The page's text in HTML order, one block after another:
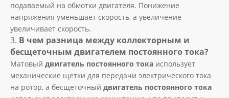
подаваемый на обмотки двигателя. Понижение
напряжения уменьшает скорость, а увеличение
увеличивает скорость.
3. В чем разница между коллекторным и
бесщеточным двигателем постоянного тока?
Матовый двигатель постоянного тока использует
механические щетки для передачи электрического тока
на ротор, а бесщеточный двигатель постоянного тока